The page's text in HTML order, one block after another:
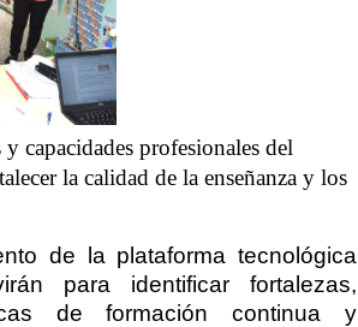
capacidades profesionales del
la calidad de la enseñanza y los
de la plataforma tecnológica
para identificar fortalezas,
de formación continua y